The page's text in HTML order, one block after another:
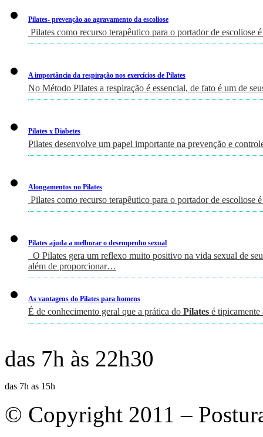
Pilates- prevenção ao agravamento da escoliose
Pilates como recurso terapêutico para o portador de
A importância da respiração nos exercícios de Pilates
No Método Pilates a respiração é essencial, de fato é um de
Pilates x Diabetes
Pilates desenvolve um papel importante na prevenção e
Alongamentos no Pilates
Pilates como recurso terapêutico para o portador de
Pilates ajuda a melhorar o desempenho sexual
O Pilates gera um reflexo muito positivo na vida sexual de
além de proporcionar…
As vantagens do Pilates para homens
É de conhecimento geral que a prática do Pilates é
das 7h às 22h30
das 7h as 15h
© Copyright 2011 –